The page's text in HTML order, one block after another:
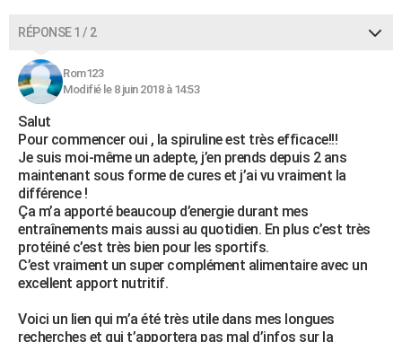
RÉPONSE 1 / 2
Rom123
Modifié le 8 juin 2018 à 14:53
Salut
Pour commencer oui , la spiruline est très efficace!!!
Je suis moi-même un adepte, j’en prends depuis 2 ans
maintenant sous forme de cures et j’ai vu vraiment la
différence !
Ça m’a apporté beaucoup d’energie durant mes
entraînements mais aussi au quotidien. En plus c’est très
protéiné c’est très bien pour les sportifs.
C’est vraiment un super complément alimentaire avec un
excellent apport nutritif.
Voici un lien qui m’a été très utile dans mes longues
recherches et qui t’apportera pas mal d’infos sur la